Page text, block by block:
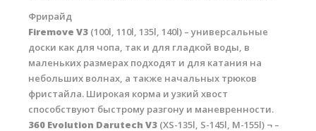
Ветратория Россия
Ветратория.Вьетнам
Цены
Обучение Виндсерфингу
Фрирайд
Firemove V3 (100l, 110l, 135l, 140l) – универсальные
доски как для чопа, так и для гладкой воды, в
маленьких размерах подходят и для катания на
небольших волнах, а также начальных трюков
фристайла. Широкая корма и узкий хвост
способствуют быстрому разгону и маневренности.
360 Evolution Darutech V3 (XS-135l, S-145l, M-155l) ¬ –